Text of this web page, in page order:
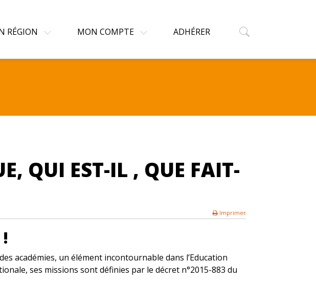
RÉGION MON COMPTE ADHÉRER
QUI EST-IL , QUE FAIT-
Imprimer
académies, un élément incontournable dans l’Education
ses missions sont définies par le décret n°2015-883 du